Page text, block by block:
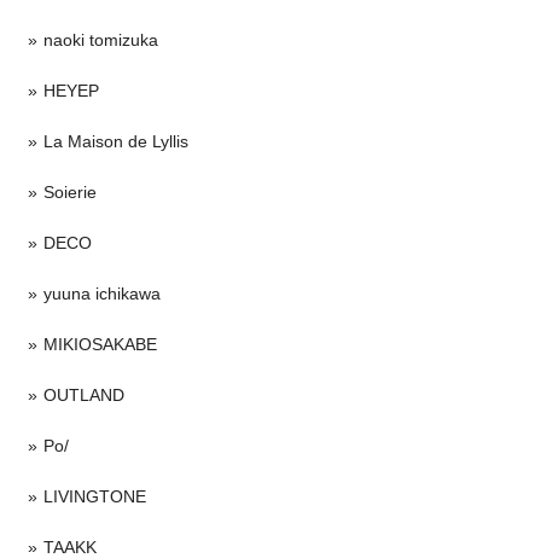
naoki tomizuka
HEYEP
La Maison de Lyllis
Soierie
DECO
yuuna ichikawa
MIKIOSAKABE
OUTLAND
Po/
LIVINGTONE
TAAKK